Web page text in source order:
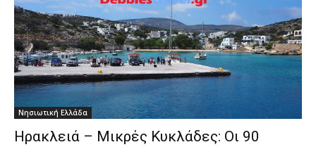
Νησιωτική Ελλάδα
Ηρακλειά – Μικρές Κυκλάδες: Οι 90